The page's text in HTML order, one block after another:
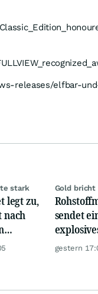
releases/elfbar-
stark
legt zu,
nach
Gold bricht
sendet
China
gestern